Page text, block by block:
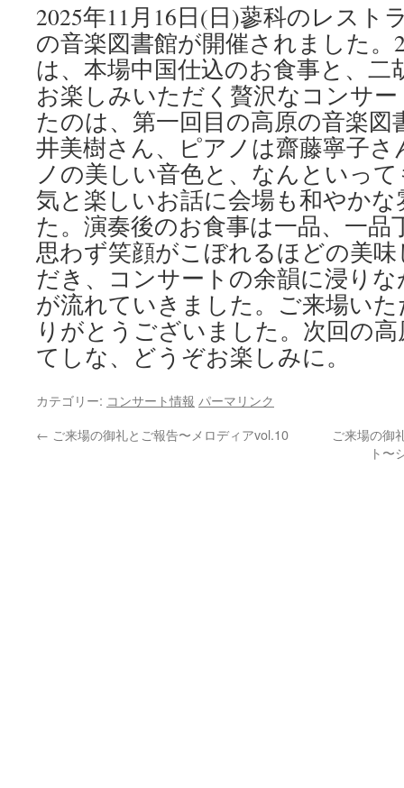
2025年11月16日(日)蓼科のレスト
の音楽図書館が開催されました。
は、本場中国仕込のお食事と、
お楽しみいただく贅沢なコンサ
たのは、第一回目の高原の音楽図
井美樹さん、ピアノは齋藤寧子
ノの美しい音色と、なんといっ
気と楽しいお話に会場も和やか
た。演奏後のお食事は一品、一品
思わず笑顔がこぼれるほどの美
だき、コンサートの余韻に浸り
が流れていきました。ご来場い
りがとうございました。次回の
てしな、どうぞお楽しみに。
カテゴリー: コンサート情報 パーマリンク
← ご来場の御礼とご報告〜メロディアvol.10
ご来場の御
ト〜